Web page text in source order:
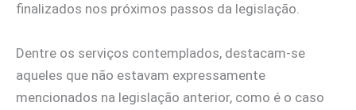
finalizados nos próximos passos da legislação.
Dentre os serviços contemplados, destacam-se
aqueles que não estavam expressamente
mencionados na legislação anterior, como é o caso